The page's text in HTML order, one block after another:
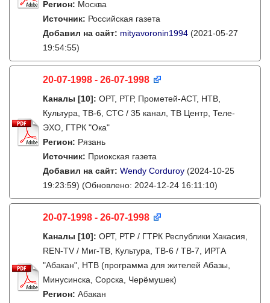
Регион: Москва
Источник: Российская газета
Добавил на сайт: mityavoronin1994 (2021-05-27
19:54:55)
20-07-1998 - 26-07-1998
Каналы [10]: ОРТ, РТР, Прометей-АСТ, НТВ,
Культура, ТВ-6, СТС / 35 канал, ТВ Центр, Теле-
ЭХО, ГТРК "Ока"
Регион: Рязань
Источник: Приокская газета
Добавил на сайт: Wendy Corduroy (2024-10-25
19:23:59) (Обновлено: 2024-12-24 16:11:10)
20-07-1998 - 26-07-1998
Каналы [10]: ОРТ, РТР / ГТРК Республики Хакасия,
REN-TV / Миг-ТВ, Культура, ТВ-6 / ТВ-7, ИРТА
"Абакан", НТВ (программа для жителей Абазы,
Минусинска, Сорска, Черёмушек)
Регион: Абакан